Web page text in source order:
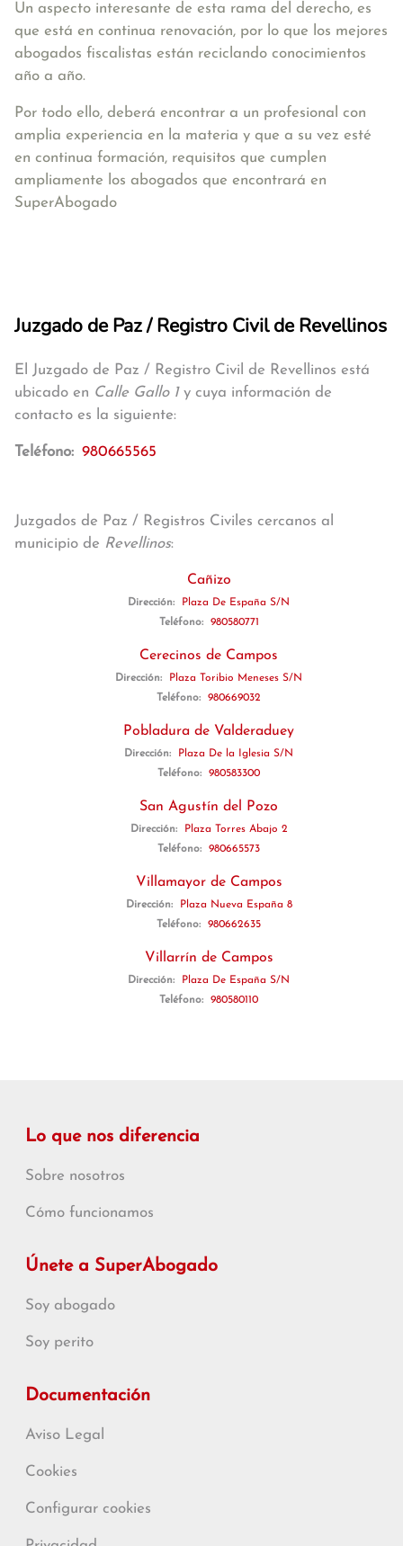
Un aspecto interesante de esta rama del derecho, es
que está en continua renovación, por lo que los mejores
abogados fiscalistas están reciclando conocimientos
año a año.
Por todo ello, deberá encontrar a un profesional con
amplia experiencia en la materia y que a su vez esté
en continua formación, requisitos que cumplen
ampliamente los abogados que encontrará en
SuperAbogado
Juzgado de Paz / Registro Civil de Revellinos
El Juzgado de Paz / Registro Civil de Revellinos está
ubicado en Calle Gallo 1y cuya información de
contacto es la siguiente:
Teléfono: 980665565
Juzgados de Paz / Registros Civiles cercanos al
municipio de Revellinos:
Cañizo
Dirección:
Plaza De España S/N
Teléfono:
980580771
Cerecinos de Campos
Dirección:
Plaza Toribio Meneses S/N
Teléfono:
980669032
Pobladura de Valderaduey
Dirección:
Plaza De la Iglesia S/N
Teléfono:
980583300
San Agustín del Pozo
Dirección:
Plaza Torres Abajo 2
Teléfono:
980665573
Villamayor de Campos
Dirección:
Plaza Nueva España 8
Teléfono:
980662635
Villarrín de Campos
Dirección:
Plaza De España S/N
Teléfono:
980580110
Lo que nos diferencia
Sobre nosotros
Cómo funcionamos
Únete a SuperAbogado
Soy abogado
Soy perito
Documentación
Aviso Legal
Cookies
Configurar cookies